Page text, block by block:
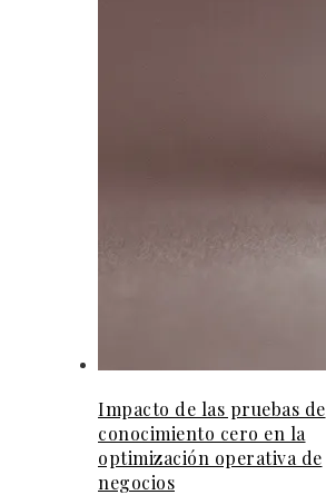
Impacto de las pruebas de
conocimiento cero en la
optimización operativa de
negocios